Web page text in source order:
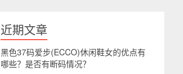
近期文章
黑色37码爱步(ECCO)休闲鞋女的优点有
哪些？是否有断码情况？